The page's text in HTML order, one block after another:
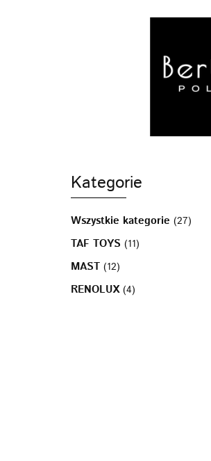
Kategorie
Wszystkie kategorie (27)
TAF TOYS (11)
MAST (12)
RENOLUX (4)